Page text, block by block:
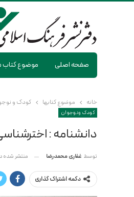
صفحه اصلی موضوع کتاب
خانه موضوع کتابها کودک و
کودک و نوجوان
دانشنامه :
توسط غفاری محمدرضا منتشر شده
دکمه اشتراک گذاری